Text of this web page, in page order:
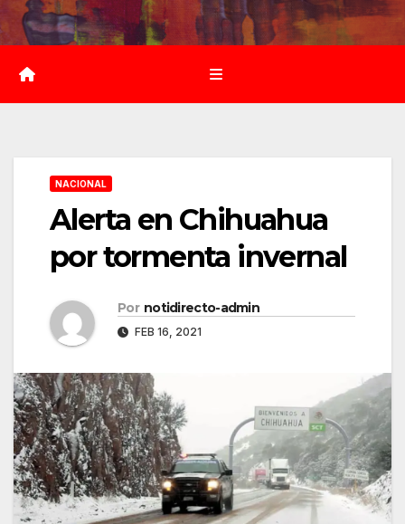
Saltar
al
contenido
NACIONAL
Alerta en Chihuahua
por tormenta invernal
Por notidirecto-admin
FEB 16, 2021